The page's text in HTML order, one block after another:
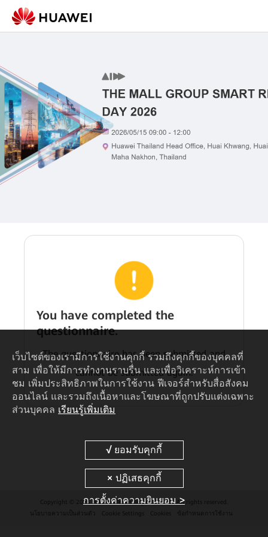
You have completed the
questionnaire.
The questionnaire has been submitted and
cannot be submitted again.
Copyright © 2026 Huawei Technologies Co., Ltd. All rights reserved.
นโยบายความเป็นส่วนตัว
Cookie Settings ข้อกำหนดการใช้งาน
เว็บไซต์ของเรามีการใช้งานคุกกี้ รวมถึงคุกกี้ของบุคคลที่
สาม เพื่อให้มีการทำงานราบรื่น และเพื่อวิเคราะห์การเข้า
ชม เพิ่มประสิทธิภาพในการใช้งาน ฟีเจอร์สำหรับสื่อสังคม
ออนไลน์ และรวมถึงเนื้อหาและโฆษณาที่ถูกปรับแต่งเฉพาะ
ส่วนบุคคล เรียนรู้เพิ่มเติม
การตั้งค่าความยินยอม >